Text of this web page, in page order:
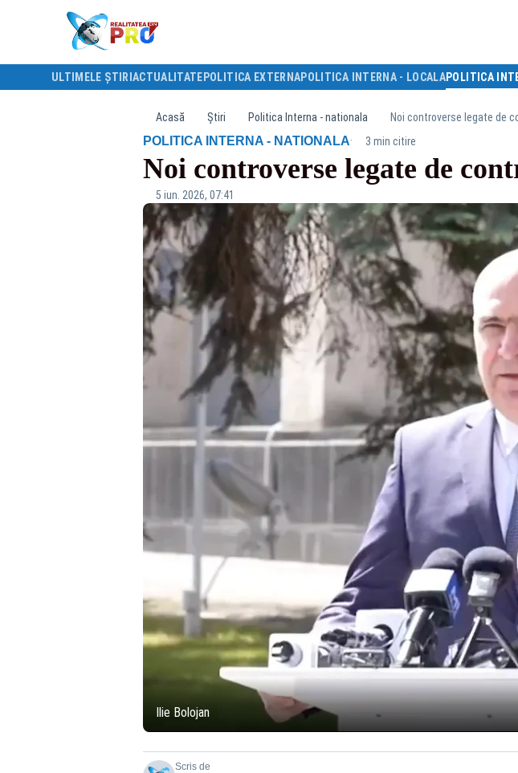
ULTIMELE ȘTIRI ACTUALITATE POLITICA EXTERNAPOLITICA INTERNA - LOCALAPOLITICA
Acasă Știri Politica Interna - nationala Noi controverse legate de
POLITICA INTERNA - NATIONALA· 3 min citire
Noi controverse legate de
5 iun. 2026, 07:41
Ilie Bolojan
Scris de